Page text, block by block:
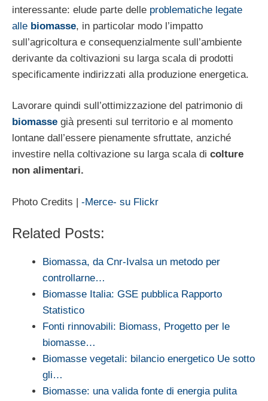
interessante: elude parte delle problematiche legate
alle biomasse, in particolar modo l’impatto
sull’agricoltura e consequenzialmente sull’ambiente
derivante da coltivazioni su larga scala di prodotti
specificamente indirizzati alla produzione energetica.
Lavorare quindi sull’ottimizzazione del patrimonio di
biomasse già presenti sul territorio e al momento
lontane dall’essere pienamente sfruttate, anziché
investire nella coltivazione su larga scala di colture
non alimentari.
Photo Credits | -Merce- su Flickr
Related Posts:
Biomassa, da Cnr-Ivalsa un metodo per
controllarne…
Biomasse Italia: GSE pubblica Rapporto
Statistico
Fonti rinnovabili: Biomass, Progetto per le
biomasse…
Biomasse vegetali: bilancio energetico Ue sotto
gli…
Biomasse: una valida fonte di energia pulita